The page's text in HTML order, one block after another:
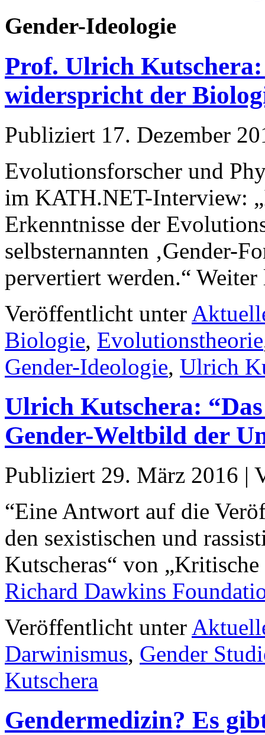
Gender-Ideologie
Prof. Ulrich
widerspricht der
Publiziert 17. Dezember
Evolutionsforscher und
im KATH.NET-Interview:
Erkenntnisse der
selbsternannten ‚Gender-
pervertiert werden.“
Veröffentlicht unter
Biologie, Evolutionstheorie
Gender-Ideologie, Ulrich
Ulrich Kutschera:
Gender-Weltbild der
Publiziert 29. März 2016 |
“Eine Antwort auf die
den sexistischen und
Kutscheras“ von
Richard Dawkins
Veröffentlicht unter
Darwinismus, Gender
Kutschera
Gendermedizin? Es